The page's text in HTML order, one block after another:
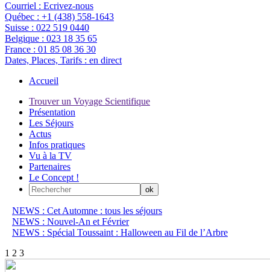
Courriel : Ecrivez-nous
Québec : +1 (438) 558-1643
Suisse : 022 519 0440
Belgique : 023 18 35 65
France : 01 85 08 36 30
Dates, Places, Tarifs : en direct
Accueil
Trouver un Voyage Scientifique
Présentation
Les Séjours
Actus
Infos pratiques
Vu à la TV
Partenaires
Le Concept !
NEWS : Cet Automne : tous les séjours
NEWS : Nouvel-An et Février
NEWS : Spécial Toussaint : Halloween au Fil de l’Arbre
1 2 3